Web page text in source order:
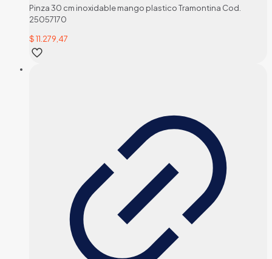
Pinza 30 cm inoxidable mango plastico Tramontina Cod.
25057170
$11.279,47